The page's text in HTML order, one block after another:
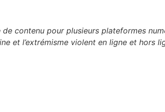
contenu pour plusieurs plateformes
et l’extrémisme violent en ligne et hors